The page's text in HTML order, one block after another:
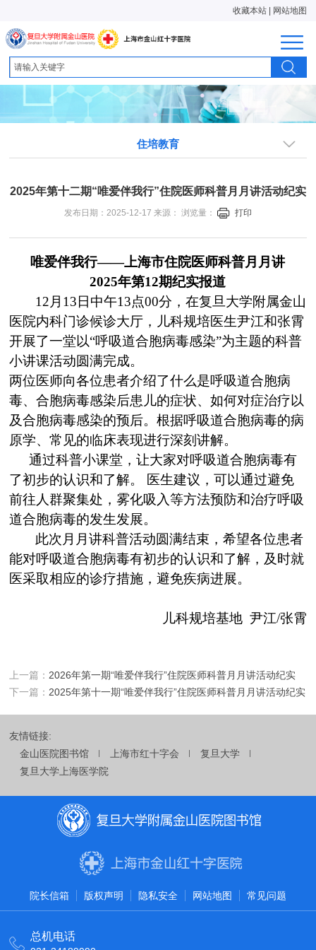
收藏本站 网站地图
住培教育
2025年第十二期“唯爱伴我行”住院医师科普月月讲活动纪实
发布日期：2025-12-17 来源： 浏览量： 打印
唯爱伴我行——上海市住院医师科普月月讲
2025年第12期纪实报道
12 月13日中午13点00分，在复旦大学附属金山
医院内科门诊候诊大厅，儿科规培医生尹江和张霄
开展了一堂以“呼吸道合胞病毒感染”为主题的科普
小讲课活动圆满完成。
两位医师向各位患者介绍了什么是呼吸道合胞病
毒、合胞病毒感染后患儿的症状、如何对症治疗以
及合胞病毒感染的预后。根据呼吸道合胞病毒的病
原学、常见的临床表现进行深刻讲解。
通过科普小课堂，让大家对呼吸道合胞病毒有
了初步的认识和了解。 医生建议，可以通过避免
前往人群聚集处，雾化吸入等方法预防和治疗呼吸
道合胞病毒的发生发展。
此次月月讲科普活动圆满结束，希望各位患者
能对呼吸道合胞病毒有初步的认识和了解，及时就
医采取相应的诊疗措施，避免疾病进展。
儿科规培基地 尹江/张霄
上一篇： 2026年第一期“唯爱伴我行”住院医师科普月月讲活动纪实
下一篇： 2025年第十一期“唯爱伴我行”住院医师科普月月讲活动纪实
友情链接:
金山医院图书馆
上海市红十字会
复旦大学
复旦大学上海医学院
院长信箱 版权声明 隐私安全 网站地图 常见问题
总机电话